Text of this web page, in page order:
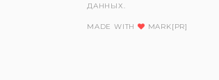
ДАННЫХ.
MADE WITH MARK[PR]